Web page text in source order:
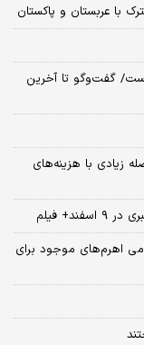
با عربستان و پاکستان
گفت‌وگو تا آخرین
زیادی با هزینه‌های
فیلم
اهرم‌های موجود برای